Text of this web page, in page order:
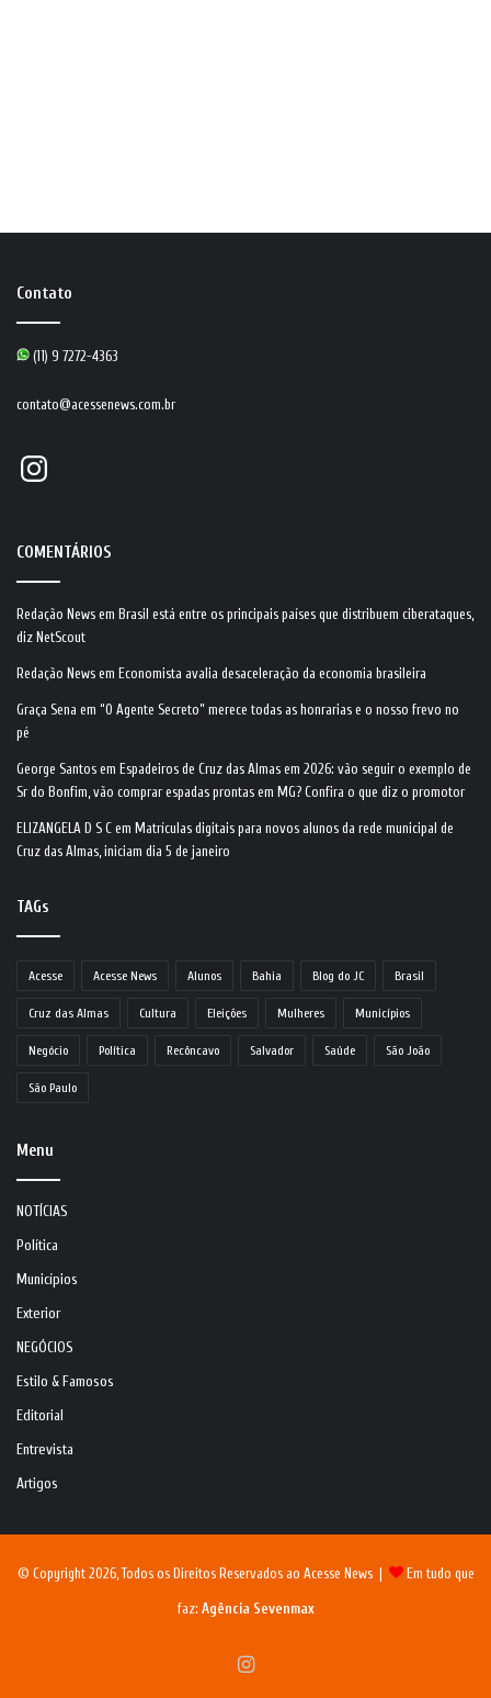
Contato
(11) 9 7272-4363
contato@acessenews.com.br
Instagram
COMENTÁRIOS
Redação News em Brasil está entre os principais países que distribuem ciberataques,
diz NetScout
Redação News em Economista avalia desaceleração da economia brasileira
Graça Sena em “O Agente Secreto” merece todas as honrarias e o nosso frevo no
pé
George Santos em Espadeiros de Cruz das Almas em 2026: vão seguir o exemplo de
Sr do Bonfim, vão comprar espadas prontas em MG? Confira o que diz o promotor
ELIZANGELA D S C em Matrículas digitais para novos alunos da rede municipal de
Cruz das Almas, iniciam dia 5 de janeiro
TAGs
Acesse Acesse News Alunos Bahia Blog do JC Brasil
Cruz das Almas Cultura Eleições Mulheres Municípios
Negócio Política Recôncavo Salvador Saúde São João
São Paulo
Menu
NOTÍCIAS
Política
Municípios
Exterior
NEGÓCIOS
Estilo & Famosos
Editorial
Entrevista
Artigos
© Copyright 2026, Todos os Direitos Reservados ao Acesse News | Em tudo que
faz: Agência Sevenmax
Instagram